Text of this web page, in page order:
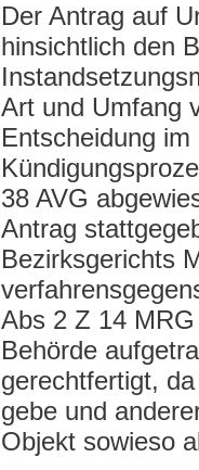
Der Antrag auf
hinsichtlich den
Art und Umfang
Entscheidung
38 AVG
Antrag
Bezirksgerichts
Abs 2 Z 14
Behörde
gerechtfertigt,
gebe und
Objekt sowieso